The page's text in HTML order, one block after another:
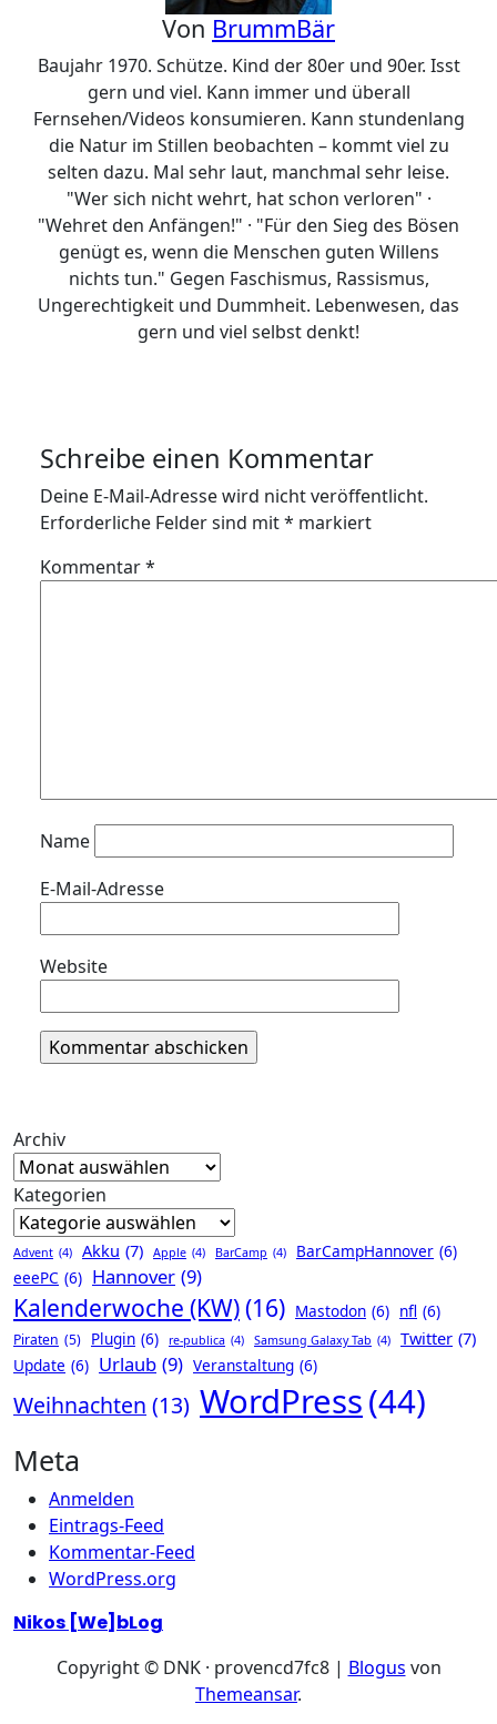
Von BrummBär
Baujahr 1970. Schütze. Kind der 80er und 90er. Isst
gern und viel. Kann immer und überall
Fernsehen/Videos konsumieren. Kann stundenlang
die Natur im Stillen beobachten – kommt viel zu
selten dazu. Mal sehr laut, manchmal sehr leise.
"Wer sich nicht wehrt, hat schon verloren" ·
"Wehret den Anfängen!" · "Für den Sieg des Bösen
genügt es, wenn die Menschen guten Willens
nichts tun." Gegen Faschismus, Rassismus,
Ungerechtigkeit und Dummheit. Lebenwesen, das
gern und viel selbst denkt!
Schreibe einen Kommentar
Deine E-Mail-Adresse wird nicht veröffentlicht.
Erforderliche Felder sind mit* markiert
Kommentar*
Name
E-Mail-Adresse
Website
Archiv
Kategorien
Advent (4) Akku (7) Apple (4) BarCamp (4) BarCampHannover (6)
eeePC (6) Hannover (9)
Kalenderwoche (KW)(16) Mastodon (6) nfl (6)
Piraten (5) Plugin (6) re-publica (4) Samsung Galaxy Tab (4) Twitter (7)
Update (6) Urlaub (9) Veranstaltung (6)
Weihnachten (13) WordPress(44)
Meta
Anmelden
Eintrags-Feed
Kommentar-Feed
WordPress.org
Nikos [We]bLog
Copyright © DNK · provencd7fc8 | Blogus von
Themeansar.